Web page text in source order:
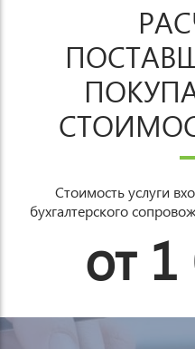
Стоимость услуги
бухгалтерского
от